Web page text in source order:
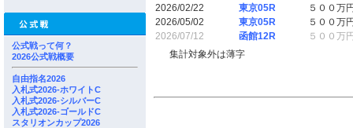
公式戦って何？
2026公式戦概要
自由指名2026
入札式2026-ホワイトC
入札式2026-シルバーC
入札式2026-ゴールドC
スタリオンカップ2026
2026/02/22
東京05R
５００万
2026/05/02
東京05R
５００万
2026/07/12
函館12R
５００万
集計対象外は薄字